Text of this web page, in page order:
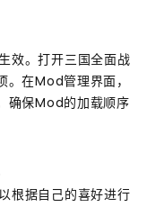
效。打开三国全面战
在Mod管理界面，
确保Mod的加载顺序
根据自己的喜好进行